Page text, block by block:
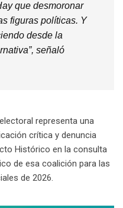
que desmoronar
figuras políticas. Y
desde la
señaló
representa una
crítica y denuncia
Histórico en la consulta
de esa coalición para las
de 2026.